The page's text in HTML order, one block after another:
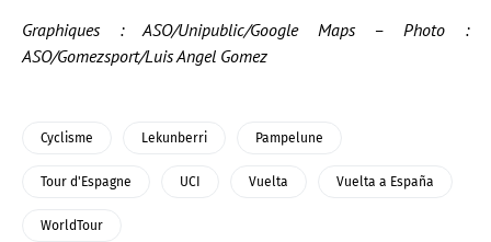
Graphiques : ASO/Unipublic/Google Maps – Photo :
ASO/Gomezsport/Luis Angel Gomez
Cyclisme Lekunberri Pampelune
Tour d'Espagne UCI Vuelta Vuelta a España
WorldTour